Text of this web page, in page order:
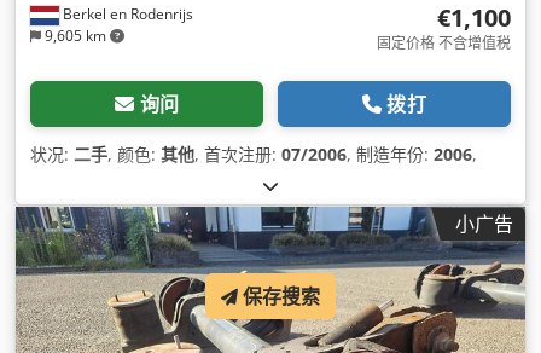
Berkel en Rodenrijs
9,605 km
€1,100
固定价格 不含增值税
询问 拨打
状况: 二手, 颜色: 其他, 首次注册: 07/2006, 制造年份: 2006,
小广告
保存搜索